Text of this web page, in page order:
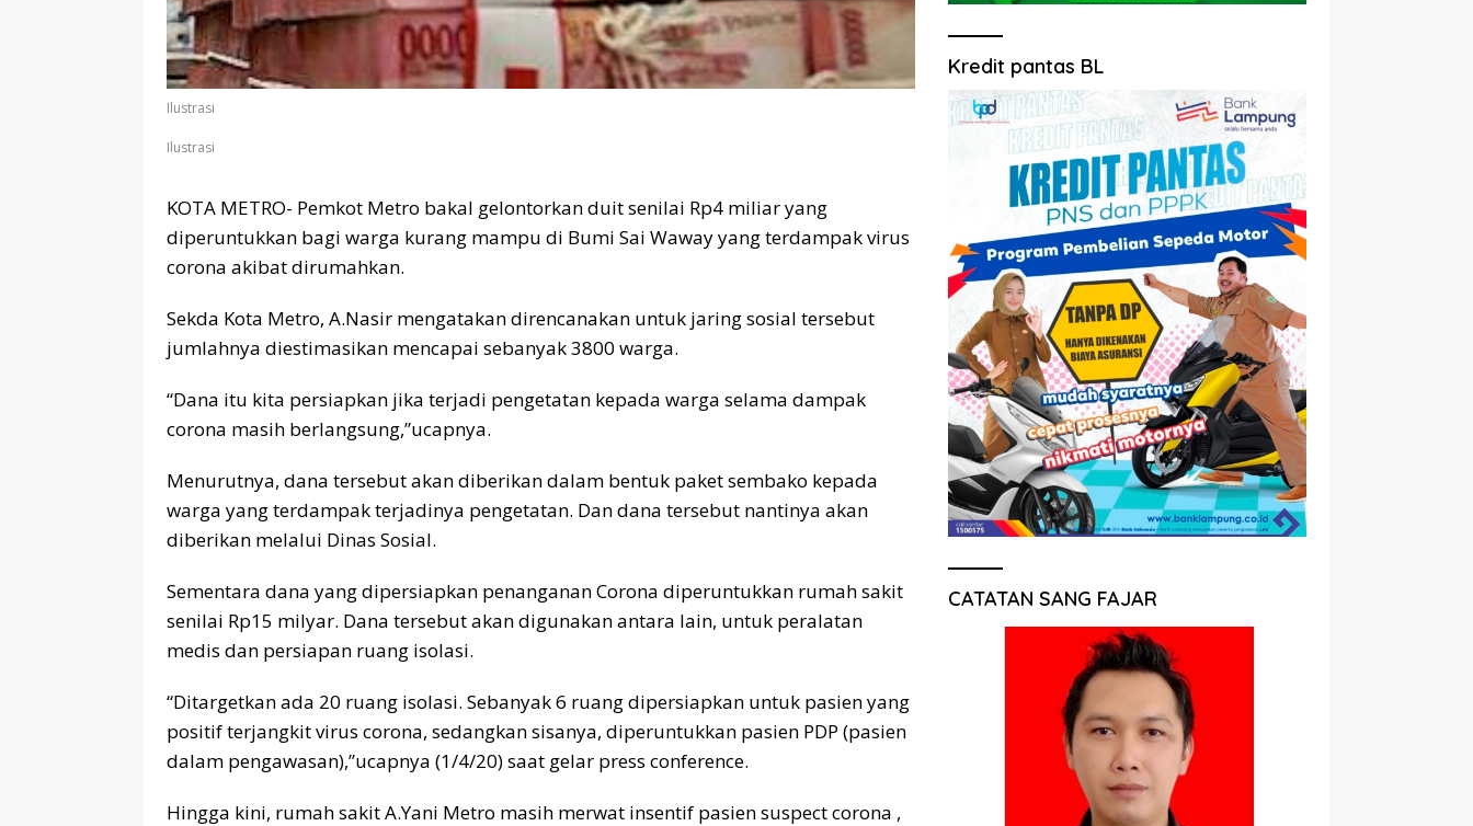
Ilustrasi
Ilustrasi
KOTA METRO- Pemkot Metro bakal gelontorkan duit senilai Rp4 miliar yang
diperuntukkan bagi warga kurang mampu di Bumi Sai Waway yang terdampak virus
corona akibat dirumahkan.
Sekda Kota Metro, A.Nasir mengatakan direncanakan untuk jaring sosial tersebut
jumlahnya diestimasikan mencapai sebanyak 3800 warga.
“Dana itu kita persiapkan jika terjadi pengetatan kepada warga selama dampak
corona masih berlangsung,”ucapnya.
Menurutnya, dana tersebut akan diberikan dalam bentuk paket sembako kepada
warga yang terdampak terjadinya pengetatan. Dan dana tersebut nantinya akan
diberikan melalui Dinas Sosial.
Sementara dana yang dipersiapkan penanganan Corona diperuntukkan rumah sakit
senilai Rp15 milyar. Dana tersebut akan digunakan antara lain, untuk peralatan
medis dan persiapan ruang isolasi.
“Ditargetkan ada 20 ruang isolasi. Sebanyak 6 ruang dipersiapkan untuk pasien yang
positif terjangkit virus corona, sedangkan sisanya, diperuntukkan pasien PDP (pasien
dalam pengawasan),”ucapnya (1/4/20) saat gelar press conference.
Hingga kini, rumah sakit A.Yani Metro masih merwat insentif pasien suspect corona ,
Kredit pantas BL
CATATAN SANG FAJAR